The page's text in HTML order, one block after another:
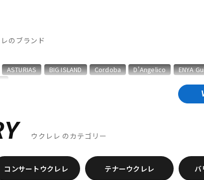
DTM DTM オン
イン納品
のブランド
ASTURIAS BIG ISLAND Cordoba D'Angelico ENYA
ウクレレ のカテゴリー
コンサートウクレレ テナーウクレレ バ